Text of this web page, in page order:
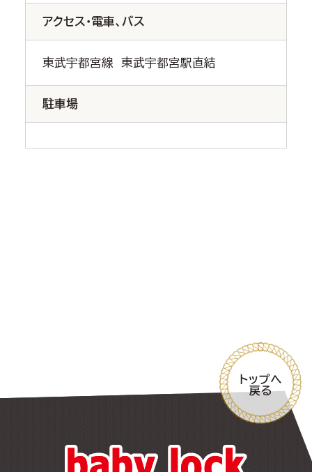
アクセス・電車、バス
東武宇都宮線 東武宇都宮駅直結
駐車場